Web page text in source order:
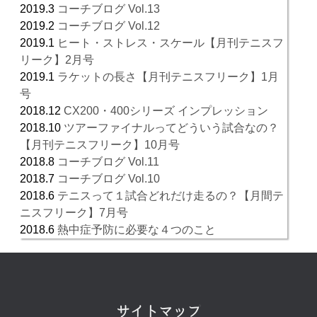
2019.3 コーチブログ Vol.13
2019.2 コーチブログ Vol.12
2019.1 ヒート・ストレス・スケール【月刊テニスフ
リーク】2月号
2019.1 ラケットの長さ【月刊テニスフリーク】1月
号
2018.12 CX200・400シリーズ インプレッション
2018.10 ツアーファイナルってどういう試合なの？
【月刊テニスフリーク】10月号
2018.8 コーチブログ Vol.11
2018.7 コーチブログ Vol.10
2018.6 テニスって１試合どれだけ走るの？【月間テ
ニスフリーク】7月号
2018.6 熱中症予防に必要な４つのこと
サイトマップ